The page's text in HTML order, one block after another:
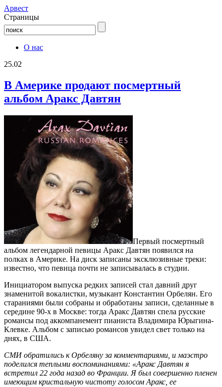
Aрвест
Страницы
О нас
25.02
В Америке продают посмертный
альбом Аракс Давтян
Первый посмертный
альбом легендарной певицы Аракс Давтян появился на
полках в Америке. На диск записаны эксклюзивные треки:
известно, что певица почти не записывалась в студии.
Инициатором выпуска редких записей стал давний друг
знаменитой вокалистки, музыкант Константин Орбелян. Его
стараниями были собраны и обработаны записи, сделанные в
середине 90-х в Москве: тогда Аракс Давтян спела русские
романсы под аккомпанемент пианиста Владимира Юрыгина-
Клевке. Альбом с записью романсов увидел свет только на
днях, в США.
СМИ обратились к Орбеляну за комментариями, и маэстро
поделился теплыми воспоминаниями: «Аракс Давтян я
встретил 22 года назад во Франции. Я был совершенно пленен
имеющим кристальную чистоту голосом Аракс, ее